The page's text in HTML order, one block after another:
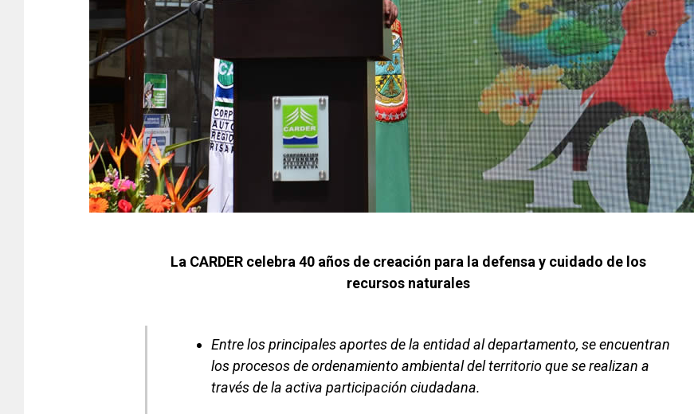
La CARDER celebra 40 años de creación para la defensa y cuidado de los
recursos naturales
Entre los principales aportes de la entidad al departamento, se encuentran
los procesos de ordenamiento ambiental del territorio que se realizan a
través de la activa participación ciudadana.